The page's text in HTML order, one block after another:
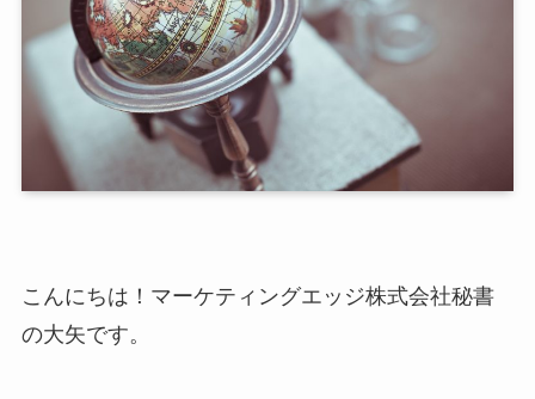
こんにちは！マーケティングエッジ株式会社秘書
の大矢です。